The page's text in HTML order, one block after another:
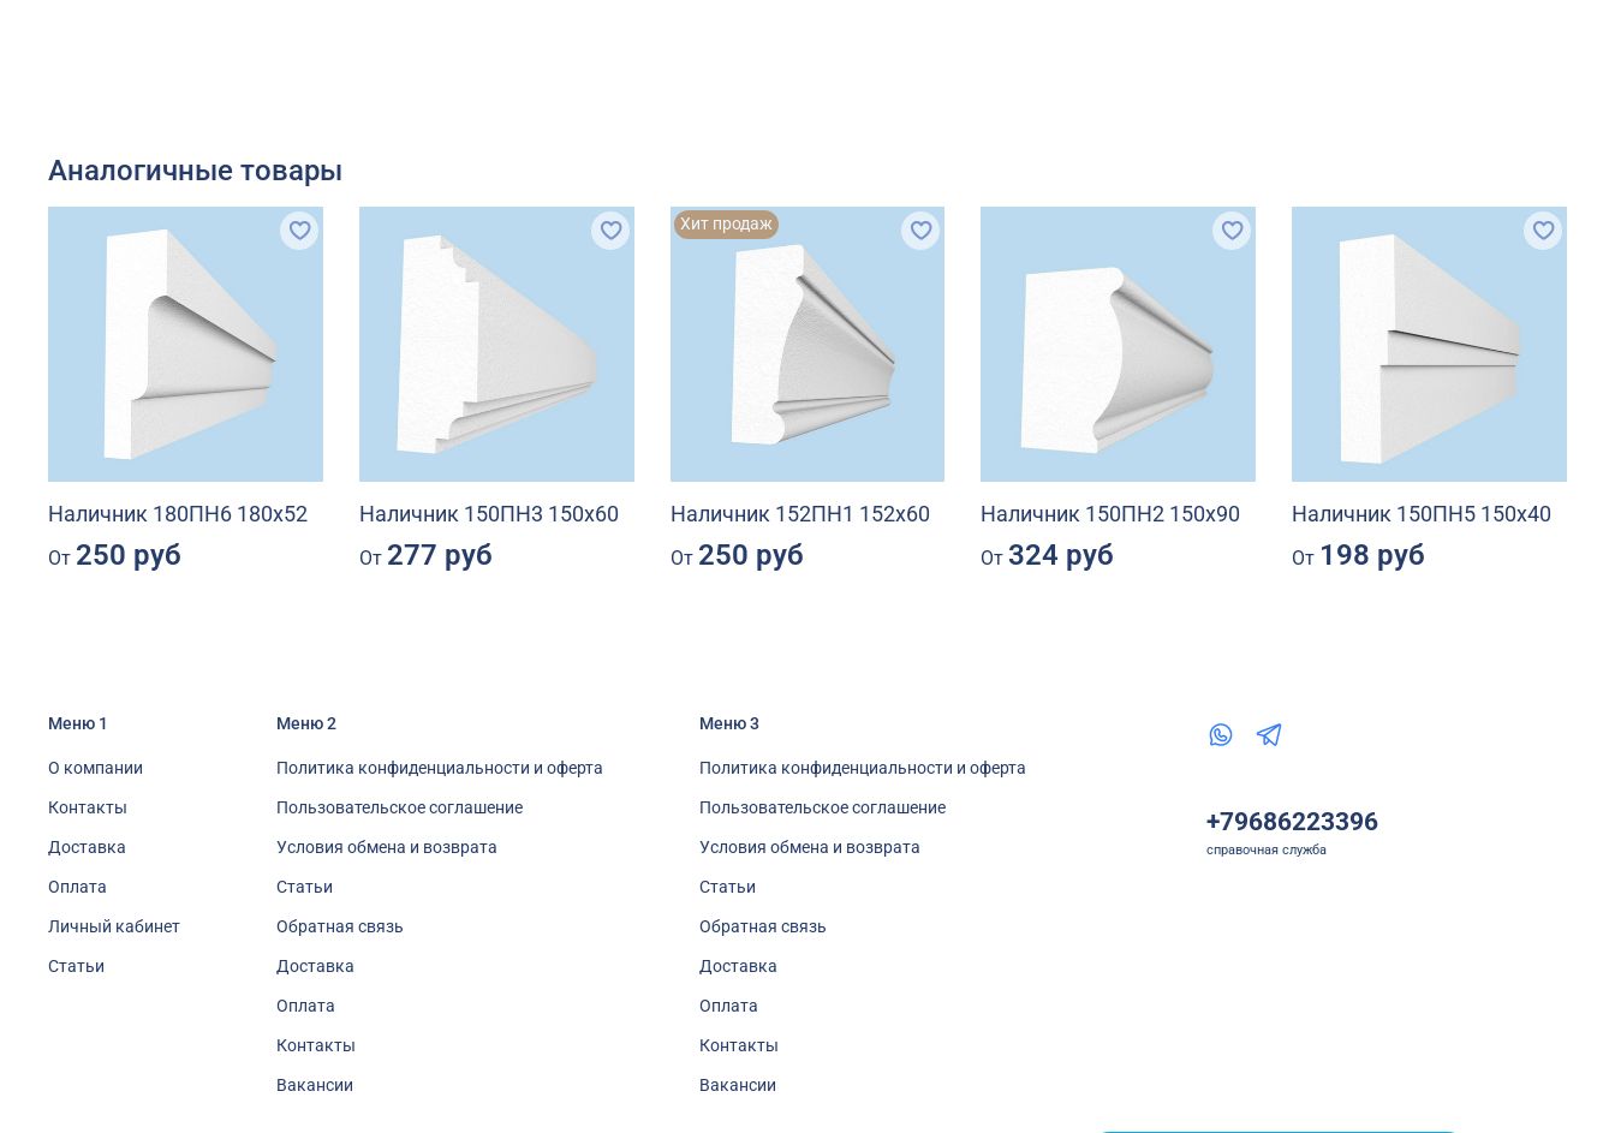
Аналогичные товары
Наличник 180ПН6 180х52
От 250 руб
Наличник 150ПН3 150х60
От 277 руб
Хит продаж
Наличник 152ПН1 152х60
От 250 руб
Наличник 150ПН2 150х90
От 324 руб
Наличник 150ПН5 150х40
От 198 руб
Меню 1
О компании
Контакты
Доставка
Оплата
Личный кабинет
Статьи
Меню 2
Политика конфиденциальности и оферта
Пользовательское соглашение
Условия обмена и возврата
Статьи
Обратная связь
Доставка
Оплата
Контакты
Вакансии
Меню 3
Политика конфиденциальности и оферта
Пользовательское соглашение
Условия обмена и возврата
Статьи
Обратная связь
Доставка
Оплата
Контакты
Вакансии
+79686223396
справочная служба